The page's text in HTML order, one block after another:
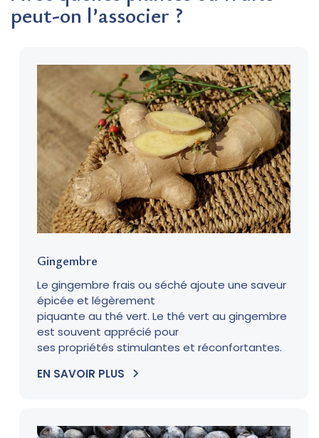
peut-on l’associer ?
Gingembre
Le gingembre frais ou séché ajoute une saveur
épicée et légèrement
piquante au thé vert. Le thé vert au gingembre
est souvent apprécié pour
ses propriétés stimulantes et réconfortantes.
EN SAVOIR PLUS